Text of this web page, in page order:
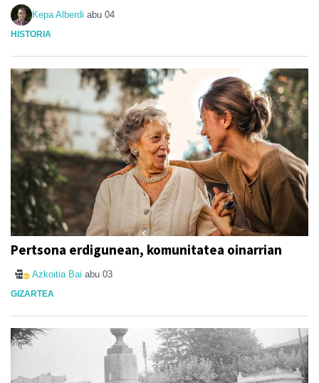
Kepa Alberdi abu 04
HISTORIA
Pertsona erdigunean, komunitatea oinarrian
Azkoitia Bai abu 03
GIZARTEA